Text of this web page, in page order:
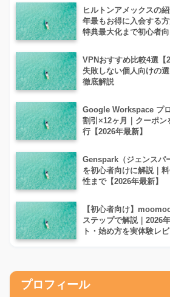
ヒルトンアメックスの
年最もお得に入会する
特典最大化まで初心者
VPNおすすめ比較4選【
失敗しない個人向けの
徹底解説
Google Workspace プ
割引×12ヶ月｜クーポ
行【2026年最新】
Genspark（ジェンスパ
を初心者向けに解説｜
性まで【2026年最新】
【初心者向け】
ステップで解説｜2026
ト・始め方を実体験レ
プロフィール